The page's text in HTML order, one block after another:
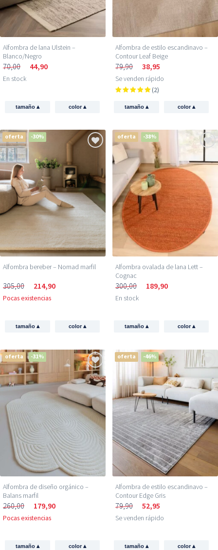
Alfombra de lana Ulstein –
Blanco/Negro
70,00 44,90
En stock
tamaño ▴ color▴
Alfombra de estilo escandinavo –
Contour Leaf Beige
79,90 38,95
Se venden rápido
(2)
tamaño ▴ color▴
oferta -30%
Alfombra bereber – Nomad marfil
305,00 214,90
Pocas existencias
tamaño ▴ color▴
oferta -38%
Alfombra ovalada de lana Lett –
Cognac
300,00 189,90
En stock
tamaño ▴ color▴
oferta -31%
Alfombra de diseño orgánico –
Balans marfil
260,00 179,90
Pocas existencias
tamaño ▴ color▴
oferta -46%
Alfombra de estilo escandinavo –
Contour Edge Gris
79,90 52,95
Se venden rápido
tamaño ▴ color▴